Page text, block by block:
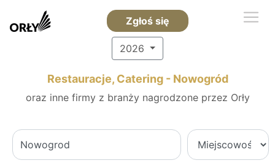
Zgłoś się
2026
Restauracje, Catering - Nowogród
oraz inne firmy z branży nagrodzone przez Orły